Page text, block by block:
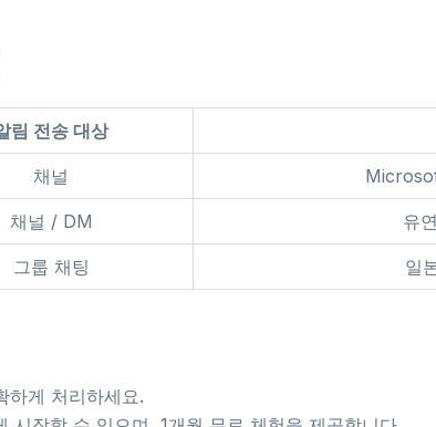
림 전송 대상
채널
채널 / DM 유
그룹 채팅 일
게 처리하세요.